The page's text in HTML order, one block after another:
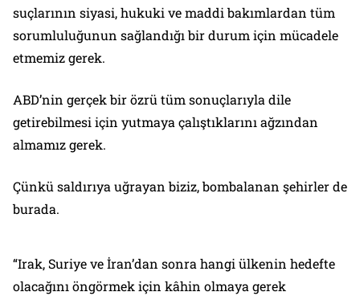
suçlarının siyasi, hukuki ve maddi bakımlardan tüm
sorumluluğunun sağlandığı bir durum için mücadele
etmemiz gerek.
ABD’nin gerçek bir özrü tüm sonuçlarıyla dile
getirebilmesi için yutmaya çalıştıklarını ağzından
almamız gerek.
Çünkü saldırıya uğrayan biziz, bombalanan şehirler de
burada.
“Irak, Suriye ve İran’dan sonra hangi ülkenin hedefte
olacağını öngörmek için kâhin olmaya gerek